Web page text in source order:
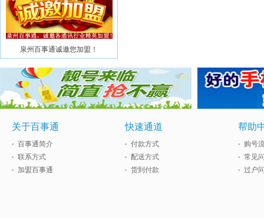
泉州百事通诚邀您加盟！
关于百事通
百事通简介
联系方式
加盟百事通
快速通道
付款方式
配送方式
货到付款
帮助
购号
常见
过户